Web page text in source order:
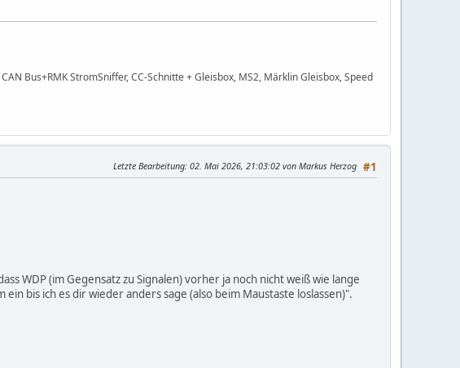
Bus+RMK StromSniffer, CC-Schnitte + Gleisbox, MS2, Märklin Gleisbox, Speed
#1
Letzte Bearbeitung: 02. Mai 2026, 21:03:02 von Markus Herzog
WDP (im Gegensatz zu Signalen) vorher ja noch nicht weiß wie lange
bis ich es dir wieder anders sage (also beim Maustaste loslassen)".